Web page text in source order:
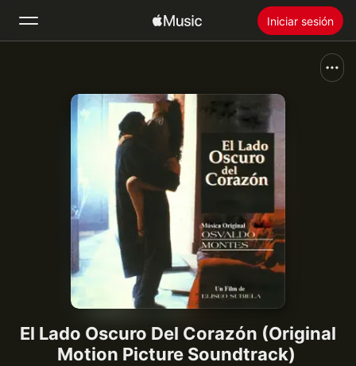
Iniciar sesión
Instalar Apple Music
El Lado Oscuro Del Corazón (Original
Motion Picture Soundtrack)